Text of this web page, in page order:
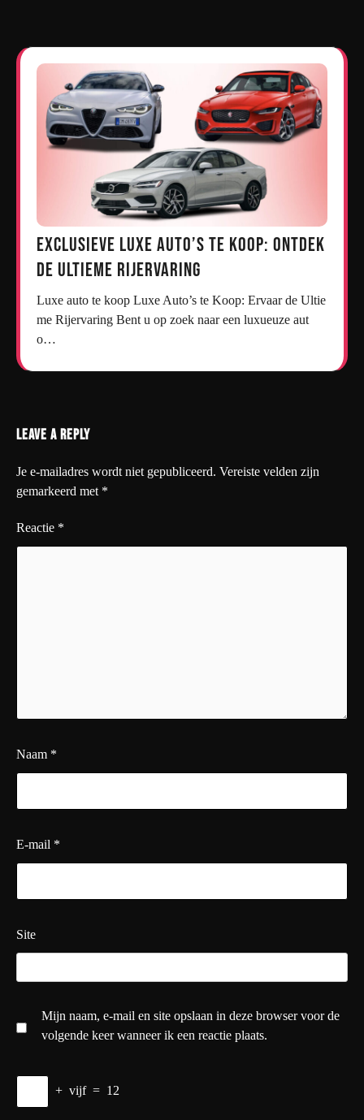
Exclusieve Luxe Auto’s te Koop: Ontdek
de Ultieme Rijervaring
Luxe auto te koop Luxe Auto’s te Koop: Ervaar de Ultie
me Rijervaring Bent u op zoek naar een luxueuze aut
o…
Leave a Reply
Je e-mailadres wordt niet gepubliceerd. Vereiste velden zijn
gemarkeerd met *
Reactie *
Naam *
E-mail *
Site
Mijn naam, e-mail en site opslaan in deze browser voor de
volgende keer wanneer ik een reactie plaats.
+ vijf = 12